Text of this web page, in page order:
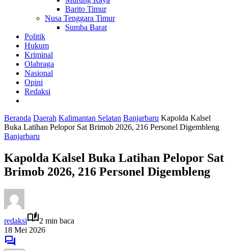
Barito Timur
Nusa Tenggara Timur
Sumba Barat
Politik
Hukum
Kriminal
Olahraga
Nasional
Opini
Redaksi
Beranda Daerah Kalimantan Selatan Banjarbaru Kapolda Kalsel
Buka Latihan Pelopor Sat Brimob 2026, 216 Personel Digembleng
Banjarbaru
Kapolda Kalsel Buka Latihan Pelopor Sat
Brimob 2026, 216 Personel Digembleng
redaksi
2 min baca
18 Mei 2026